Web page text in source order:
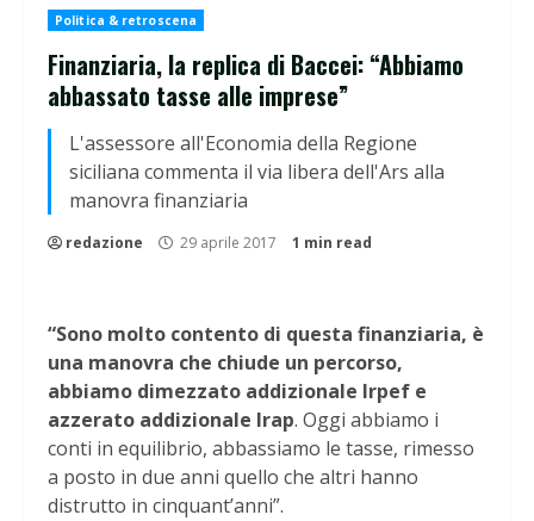
Politica & retroscena
Finanziaria, la replica di Baccei: “Abbiamo
abbassato tasse alle imprese”
L'assessore all'Economia della Regione
siciliana commenta il via libera dell'Ars alla
manovra finanziaria
redazione 29 aprile 2017 1 min read
“Sono molto contento di questa finanziaria, è
una manovra che chiude un percorso,
abbiamo dimezzato addizionale Irpef e
azzerato addizionale Irap. Oggi abbiamo i
conti in equilibrio, abbassiamo le tasse, rimesso
a posto in due anni quello che altri hanno
distrutto in cinquant’anni”.